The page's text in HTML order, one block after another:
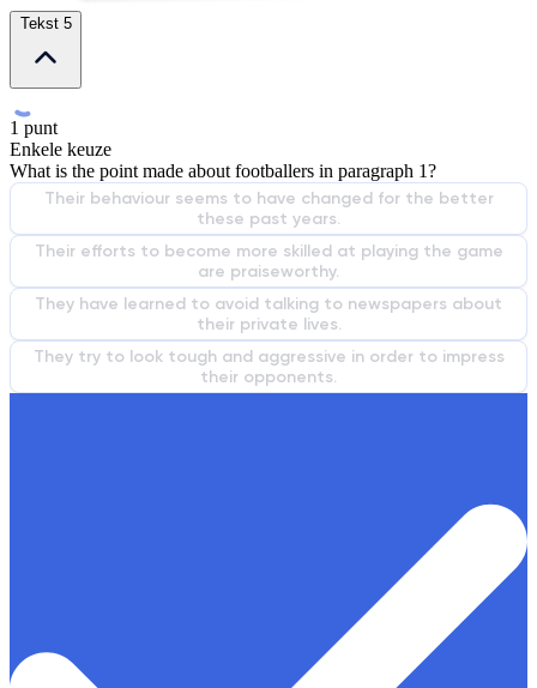
Tekst 5
1 punt
Enkele keuze
What is the point made about footballers in paragraph 1?
Their behaviour seems to have changed for the better
these past years.
Their efforts to become more skilled at playing the game
are praiseworthy.
They have learned to avoid talking to newspapers about
their private lives.
They try to look tough and aggressive in order to impress
their opponents.